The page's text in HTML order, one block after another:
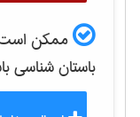
ممکن است
باستان شناسی